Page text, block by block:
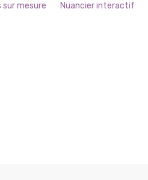
sur mesure Nuancier interactif